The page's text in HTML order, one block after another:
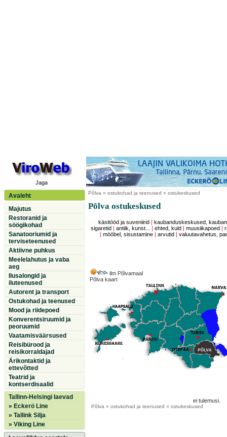
Jaga
Avaleht
Majutus
Restoranid ja
söögikohad
Sanatooriumid ja
terviseteenused
Aktiivne puhkus
Meelelahutus ja vaba
aeg
Ilusalongid ja
iluteenused
Autorent ja transport
Ostukohad ja teenused
Mood ja riidepoed
Konverentsiruumid ja
peoruumid
Vaatamisväärsused
Reisibürood ja
reisikorraldajad
Ärikontaktid ja
ettevõtted
Teatrid ja
kontserdisaalid
Tallinn-Helsingi laevad
» Eckerö Line
» Tallink Silja
» Viking Line
Põlva » ostukohad ja teenused » ostukeskused
Põlva ostukeskused
käsitööd ja suveniirid
kaubanduskeskused,
sigaretid
|antiik, kunst... |ehted, kuld |muusiikapoed |
|mööbel, sisustamine |arvutid |valuutavahetus,
ilm Põlvamaal
Põlva kaart
ei tulemusi.
Põlva » ostukohad ja teenused » ostukeskused